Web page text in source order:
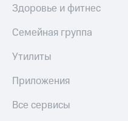
Здоровье и фитнес
Семейная группа
Утилиты
Приложения
Все сервисы